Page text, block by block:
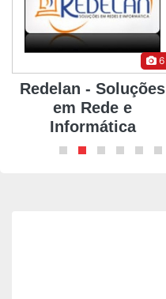
6
Redelan - Soluções
em Rede e
Informática